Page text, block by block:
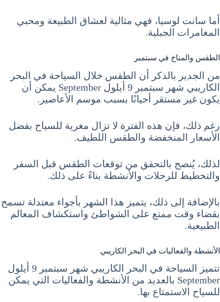
أما سانت لوسيا، فهي مثالية لعشاق الطبيعة ومحبي
المغامرات الجبلية.
الطقس والمناخ في سبتمبر
من الجدير بالذكر أن الطقس خلال السياحة في البحر
الكاريبي شهر سبتمبر 9 أيلول September يمكن أن
يكون غير مستقر أحيانًا بسبب موسم الأعاصير.
رغم ذلك، فإن هذه الفترة لا تزال مغرية للسياح بفضل
الأسعار المنخفضة والطقس اللطيف.
لذلك، يُنصح بالتحقق من توقعات الطقس قبل السفر
والتخطيط للرحلات والأنشطة بناءً على ذلك.
بالإضافة إلى ذلك، يتميز هذا الشهر بأجواء معتدلة تسمح
بقضاء وقت ممتع على الشواطئ واستكشاف المعالم
الطبيعية.
الأنشطة والفعاليات في البحر الكاريبي
تتميز السياحة في البحر الكاريبي شهر سبتمبر 9 أيلول
September بالعديد من الأنشطة والفعاليات التي يمكن
للسياح الاستمتاع بها.